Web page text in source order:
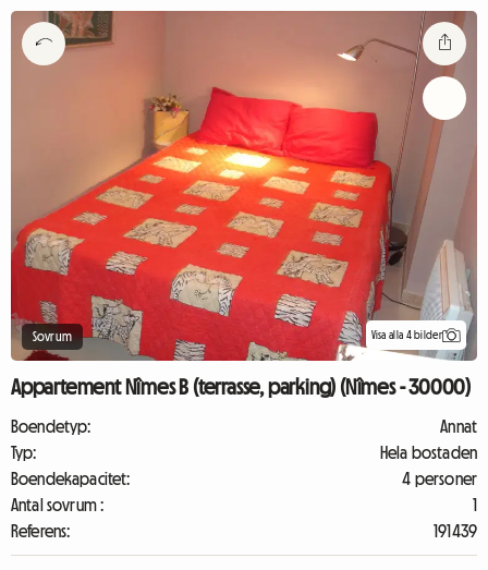
Sovrum Visa alla 4 bilder
Appartement Nîmes B (terrasse, parking) (Nîmes - 30000)
Boendetyp:
Annat
Typ:
Hela bostaden
Boendekapacitet:
4 personer
Antal sovrum :
1
Referens:
191439